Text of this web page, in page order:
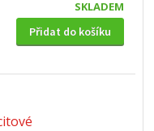
SKLADEM
Přidat do košíku